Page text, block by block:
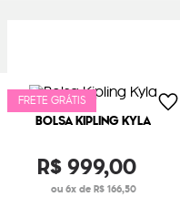
FRETE GRÁTIS
BOLSA KIPLING KYLA
R$999,00
ou 6x de R$ 166,50